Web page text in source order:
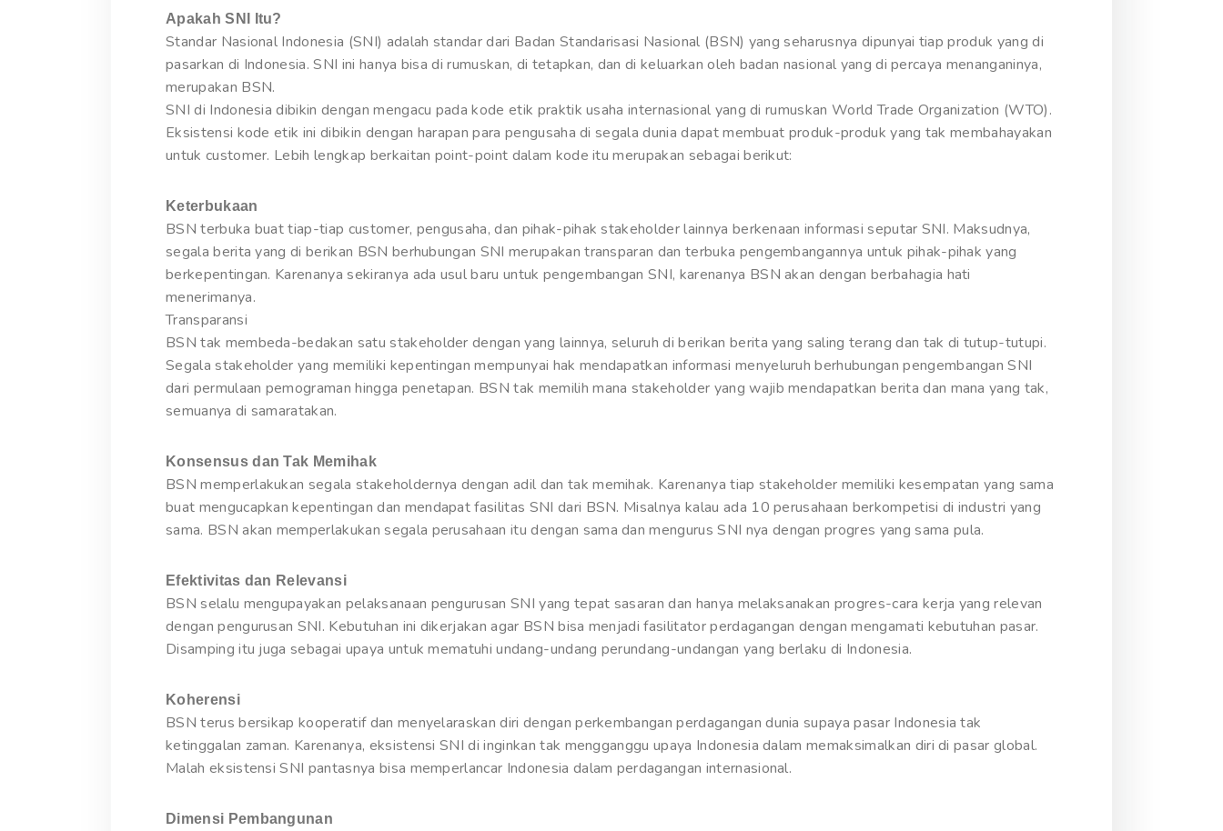
Apakah SNI Itu?
Standar Nasional Indonesia (SNI) adalah standar dari Badan Standarisasi Nasional (BSN) yang seharusnya dipunyai tiap produk yang di
pasarkan di Indonesia. SNI ini hanya bisa di rumuskan, di tetapkan, dan di keluarkan oleh badan nasional yang di percaya menanganinya,
merupakan BSN.
SNI di Indonesia dibikin dengan mengacu pada kode etik praktik usaha internasional yang di rumuskan World Trade Organization (WTO).
Eksistensi kode etik ini dibikin dengan harapan para pengusaha di segala dunia dapat membuat produk-produk yang tak membahayakan
untuk customer. Lebih lengkap berkaitan point-point dalam kode itu merupakan sebagai berikut:
Keterbukaan
BSN terbuka buat tiap-tiap customer, pengusaha, dan pihak-pihak stakeholder lainnya berkenaan informasi seputar SNI. Maksudnya,
segala berita yang di berikan BSN berhubungan SNI merupakan transparan dan terbuka pengembangannya untuk pihak-pihak yang
berkepentingan. Karenanya sekiranya ada usul baru untuk pengembangan SNI, karenanya BSN akan dengan berbahagia hati
menerimanya.
Transparansi
BSN tak membeda-bedakan satu stakeholder dengan yang lainnya, seluruh di berikan berita yang saling terang dan tak di tutup-tutupi.
Segala stakeholder yang memiliki kepentingan mempunyai hak mendapatkan informasi menyeluruh berhubungan pengembangan SNI
dari permulaan pemograman hingga penetapan. BSN tak memilih mana stakeholder yang wajib mendapatkan berita dan mana yang tak,
semuanya di samaratakan.
Konsensus dan Tak Memihak
BSN memperlakukan segala stakeholdernya dengan adil dan tak memihak. Karenanya tiap stakeholder memiliki kesempatan yang sama
buat mengucapkan kepentingan dan mendapat fasilitas SNI dari BSN. Misalnya kalau ada 10 perusahaan berkompetisi di industri yang
sama. BSN akan memperlakukan segala perusahaan itu dengan sama dan mengurus SNI nya dengan progres yang sama pula.
Efektivitas dan Relevansi
BSN selalu mengupayakan pelaksanaan pengurusan SNI yang tepat sasaran dan hanya melaksanakan progres-cara kerja yang relevan
dengan pengurusan SNI. Kebutuhan ini dikerjakan agar BSN bisa menjadi fasilitator perdagangan dengan mengamati kebutuhan pasar.
Disamping itu juga sebagai upaya untuk mematuhi undang-undang perundang-undangan yang berlaku di Indonesia.
Koherensi
BSN terus bersikap kooperatif dan menyelaraskan diri dengan perkembangan perdagangan dunia supaya pasar Indonesia tak
ketinggalan zaman. Karenanya, eksistensi SNI di inginkan tak mengganggu upaya Indonesia dalam memaksimalkan diri di pasar global.
Malah eksistensi SNI pantasnya bisa memperlancar Indonesia dalam perdagangan internasional.
Dimensi Pembangunan